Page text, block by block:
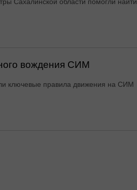
вождения СИМ
ключевые правила движения на СИМ